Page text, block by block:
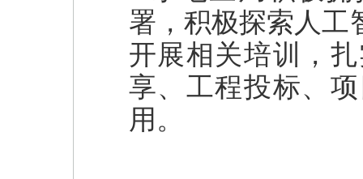
署，积极探索人工
开展相关培训，
享、工程投标、
用。